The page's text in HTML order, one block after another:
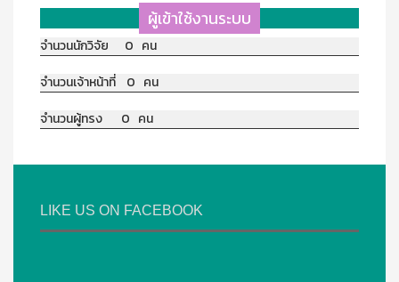
ผู้เข้าใช้งานระบบ
จำนวนนักวิจัย 0 คน
จำนวนเจ้าหน้าที่ 0 คน
จำนวนผู้ทรง 0 คน
LIKE US ON FACEBOOK